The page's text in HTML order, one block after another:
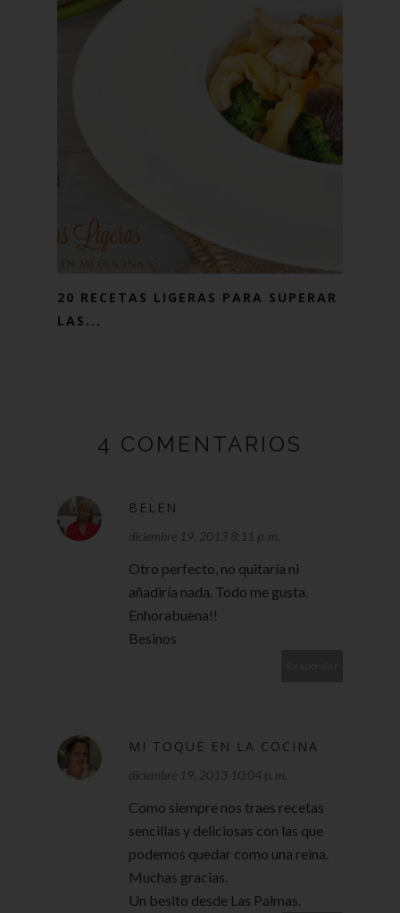
20 RECETAS LIGERAS PARA SUPERAR
LAS...
4 COMENTARIOS
BELEN
diciembre 19, 2013 8:11 p. m.
Otro perfecto, no quitaría ni
añadiría nada. Todo me gusta.
Enhorabuena!!
Besinos
MI TOQUE EN LA COCINA
diciembre 19, 2013 10:04 p. m.
Como siempre nos traes recetas
sencillas y deliciosas con las que
podemos quedar como una reina.
Muchas gracias.
Un besito desde Las Palmas.